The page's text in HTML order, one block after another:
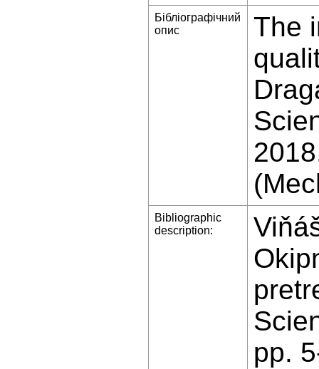
Бібліографічний
опис
The
Bibliographic
description:
pp.